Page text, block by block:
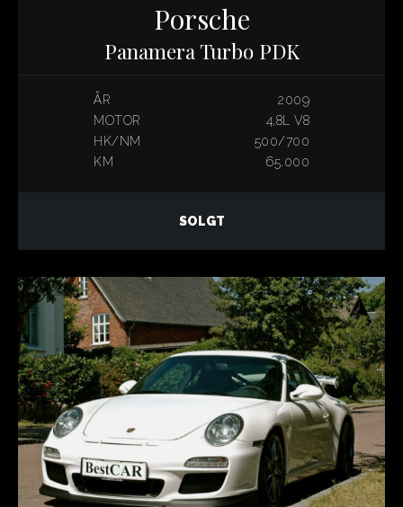
Porsche
Panamera Turbo PDK
ÅR
2009
MOTOR
4,8L V8
HK/NM
500/700
KM
65.000
SOLGT